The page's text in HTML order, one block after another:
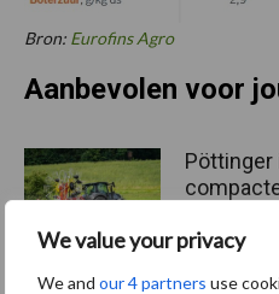
We value your privacy
We and our 4 partners use
Bron: Eurofins Agro
Aanbevolen voor